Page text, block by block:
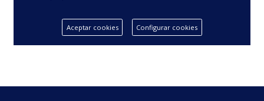
Aceptar cookies Configurar cookies